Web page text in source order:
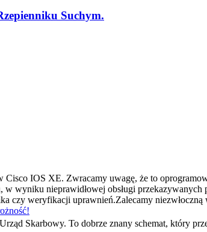
Suchym.
IOS XE. Zwracamy uwagę, że to
wyniku nieprawidłowej obsługi
czy weryfikacji uprawnień.Zalecamy
Skarbowy. To dobrze znany schemat, który